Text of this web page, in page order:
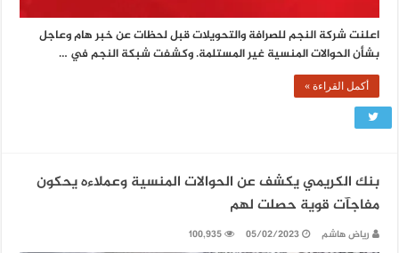
اعلنت شركة النجم للصرافة والتحويلات قبل لحظات عن خبر هام وعاجل
بشأن الحوالات المنسية غير المستلمة. وكشفت شبكة النجم في …
أكمل القراءة »
بنك الكريمي يكشف عن الحوالات المنسية وعملاءه يحكون
مفاجآت قوية حصلت لهم
رياض هاشم 05/02/2023
100,935